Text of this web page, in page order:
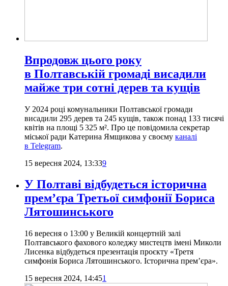
Впродовж цього року
в Полтавській громаді висадили
майже три сотні дерев та кущів
У 2024 році комунальники Полтавської громади
висадили 295 дерев та 245 кущів, також понад 133 тисячі
квітів на площі 5 325 м². Про це повідомила секретар
міської ради Катерина Ямщикова у своєму каналі
в Telegram.
15 вересня 2024, 13:339
У Полтаві відбудеться історична
премʼєра Третьої симфонії Бориса
Лятошинського
16 вересня о 13:00 у Великій концертній залі
Полтавського фахового коледжу мистецтв імені Миколи
Лисенка відбудеться презентація проєкту «Третя
симфонія Бориса Лятошинського. Історична прем’єра».
15 вересня 2024, 14:451